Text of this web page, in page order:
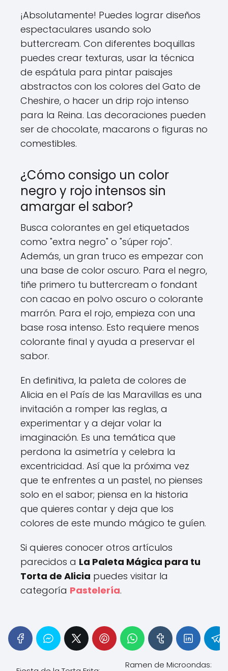
¡Absolutamente! Puedes lograr diseños
espectaculares usando solo
buttercream. Con diferentes boquillas
puedes crear texturas, usar la técnica
de espátula para pintar paisajes
abstractos con los colores del Gato de
Cheshire, o hacer un drip rojo intenso
para la Reina. Las decoraciones pueden
ser de chocolate, macarons o figuras no
comestibles.
¿Cómo consigo un color
negro y rojo intensos sin
amargar el sabor?
Busca colorantes en gel etiquetados
como "extra negro" o "súper rojo".
Además, un gran truco es empezar con
una base de color oscuro. Para el negro,
tiñe primero tu buttercream o fondant
con cacao en polvo oscuro o colorante
marrón. Para el rojo, empieza con una
base rosa intenso. Esto requiere menos
colorante final y ayuda a preservar el
sabor.
En definitiva, la paleta de colores de
Alicia en el País de las Maravillas es una
invitación a romper las reglas, a
experimentar y a dejar volar la
imaginación. Es una temática que
perdona la asimetría y celebra la
excentricidad. Así que la próxima vez
que te enfrentes a un pastel, no pienses
solo en el sabor; piensa en la historia
que quieres contar y deja que los
colores de este mundo mágico te guíen.
Si quieres conocer otros artículos
parecidos a La Paleta Mágica para tu
Torta de Alicia puedes visitar la
categoría Pastelería.
Ramen de Microondas: